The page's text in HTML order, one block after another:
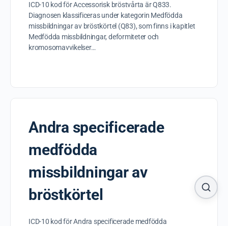
ICD-10 kod för Accessorisk bröstvårta är Q833.
Diagnosen klassificeras under kategorin Medfödda
missbildningar av bröstkörtel (Q83), som finns i kapitlet
Medfödda missbildningar, deformiteter och
kromosomavvikelser…
Andra specificerade
medfödda
missbildningar av
bröstkörtel
ICD-10 kod för Andra specificerade medfödda